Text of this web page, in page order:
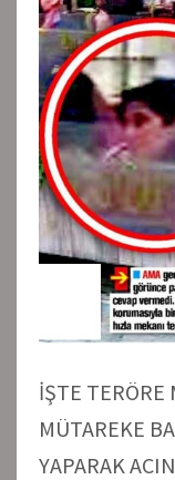
İŞTE TERÖRE
MÜTAREKE
YAPARAK